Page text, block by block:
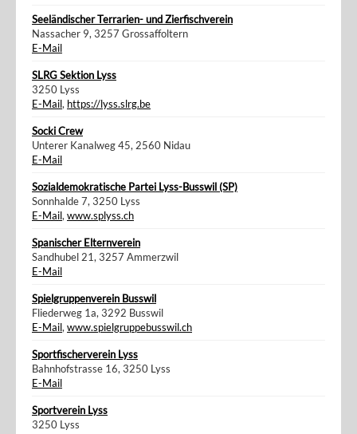
Seeländischer Terrarien- und Zierfischverein
Nassacher 9, 3257 Grossaffoltern
E-Mail
SLRG Sektion Lyss
3250 Lyss
E-Mail, https://lyss.slrg.be
Socki Crew
Unterer Kanalweg 45, 2560 Nidau
E-Mail
Sozialdemokratische Partei Lyss-Busswil (SP)
Sonnhalde 7, 3250 Lyss
E-Mail, www.splyss.ch
Spanischer Elternverein
Sandhubel 21, 3257 Ammerzwil
E-Mail
Spielgruppenverein Busswil
Fliederweg 1a, 3292 Busswil
E-Mail, www.spielgruppebusswil.ch
Sportfischerverein Lyss
Bahnhofstrasse 16, 3250 Lyss
E-Mail
Sportverein Lyss
3250 Lyss